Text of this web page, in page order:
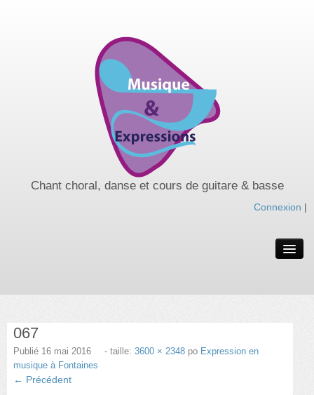
Chant choral, danse et cours de guitare & basse
Connexion |
Nos cours
Danse
Choeur Variantes
Guitare et basse
067
Publié 16 mai 2016 - taille: 3600 × 2348po Expression en
musique à Fontaines
← Précédent